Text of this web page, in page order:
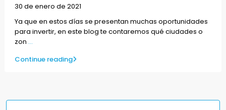
30 de enero de 2021
Ya que en estos días se presentan muchas oportunidades
para invertir, en este blog te contaremos qué ciudades o
zon ...
Continue reading